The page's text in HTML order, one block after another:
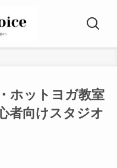
ホットヨガ教室
者向けスタジオ